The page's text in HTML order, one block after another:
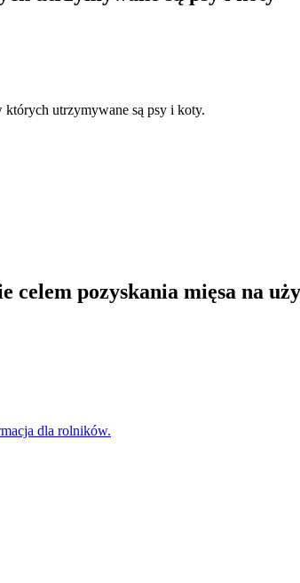
których utrzymywane są psy i koty.
pozyskania mięsa na
dla rolników.